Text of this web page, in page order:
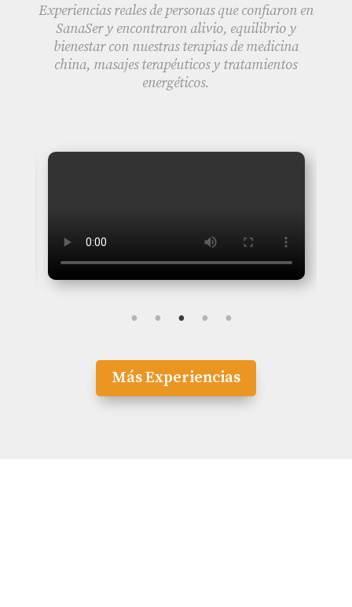
Experiencias reales de personas que confiaron en
SanaSer y encontraron alivio, equilibrio y
bienestar con nuestras terapias de medicina
china, masajes terapéuticos y tratamientos
energéticos.
Más Experiencias